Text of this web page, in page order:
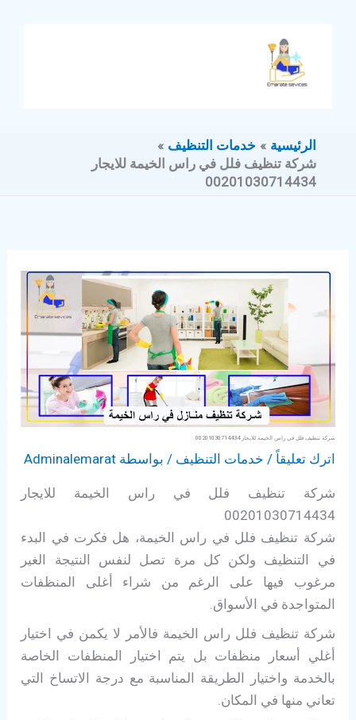
الرئيسية
خدمات التنظيف
شركة تنظيف فلل في راس الخيمة للايجار
00201030714434
شركة تنظيف فلل في راس الخيمة للايجار 00201030714434
اترك تعليقاً / خدمات التنظيف / بواسطة Adminalemarat
شركة تنظيف فلل في راس الخيمة للايجار
00201030714434
شركة تنظيف فلل في راس الخيمة، هل فكرت في البدء
في التنظيف ولكن كل مرة تصل لنفس النتيجة الغير
مرغوب فيها على الرغم من شراء أغلى المنظفات
المتواجدة في الأسواق.
شركة تنظيف فلل راس الخيمة فالأمر لا يكمن في اختيار
أغلي أسعار منظفات بل يتم اختيار المنظفات الخاصة
بالخدمة واختيار الطريقة المناسبة مع درجة الاتساخ التي
تعاني منها في المكان.